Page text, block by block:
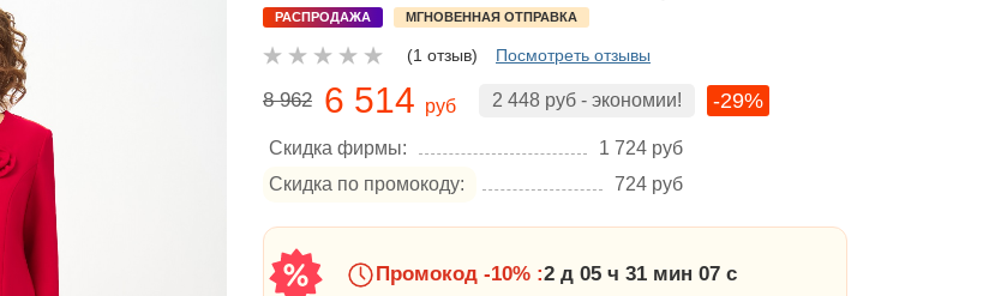
РАСПРОДАЖА МГНОВЕННАЯ ОТПРАВКА
(1 отзыв) Посмотреть отзывы
8 962 6 514 руб 2 448 руб - экономии! -29%
Скидка фирмы: 1 724 руб
Скидка по промокоду:
724 руб
Промокод -10% :2 д 05 ч 31 мин 06 с